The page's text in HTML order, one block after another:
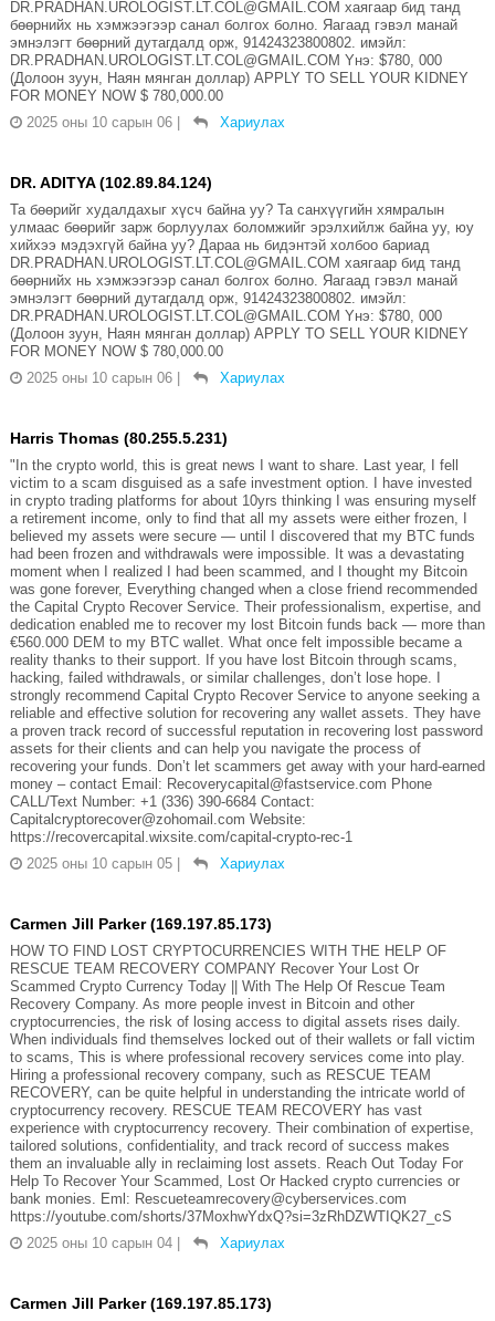
DR.PRADHAN.UROLOGIST.LT.COL@GMAIL.COM хаягаар бид танд
бөөрнийх нь хэмжээгээр санал болгох болно. Яагаад гэвэл манай
эмнэлэгт бөөрний дутагдалд орж, 91424323800802. имэйл:
DR.PRADHAN.UROLOGIST.LT.COL@GMAIL.COM Yнэ: $780, 000
(Долоон зуун, Наян мянган доллар) APPLY TO SELL YOUR KIDNEY
FOR MONEY NOW $ 780,000.00
2025 оны 10 сарын 06
Хариулах
DR. ADITYA (102.89.84.124)
Та бөөрийг худалдахыг хүсч байна уу? Та санхүүгийн хямралын
улмаас бөөрийг зарж борлуулах боломжийг эрэлхийлж байна уу, юу
хийхээ мэдэхгүй байна уу? Дараа нь бидэнтэй холбоо бариад
DR.PRADHAN.UROLOGIST.LT.COL@GMAIL.COM хаягаар бид танд
бөөрнийх нь хэмжээгээр санал болгох болно. Яагаад гэвэл манай
эмнэлэгт бөөрний дутагдалд орж, 91424323800802. имэйл:
DR.PRADHAN.UROLOGIST.LT.COL@GMAIL.COM Yнэ: $780, 000
(Долоон зуун, Наян мянган доллар) APPLY TO SELL YOUR KIDNEY
FOR MONEY NOW $ 780,000.00
2025 оны 10 сарын 06
Хариулах
Harris Thomas (80.255.5.231)
"In the crypto world, this is great news I want to share. Last year, I fell
victim to a scam disguised as a safe investment option. I have invested
in crypto trading platforms for about 10yrs thinking I was ensuring myself
a retirement income, only to find that all my assets were either frozen, I
believed my assets were secure — until I discovered that my BTC funds
had been frozen and withdrawals were impossible. It was a devastating
moment when I realized I had been scammed, and I thought my Bitcoin
was gone forever, Everything changed when a close friend recommended
the Capital Crypto Recover Service. Their professionalism, expertise, and
dedication enabled me to recover my lost Bitcoin funds back — more than
€560.000 DEM to my BTC wallet. What once felt impossible became a
reality thanks to their support. If you have lost Bitcoin through scams,
hacking, failed withdrawals, or similar challenges, don’t lose hope. I
strongly recommend Capital Crypto Recover Service to anyone seeking a
reliable and effective solution for recovering any wallet assets. They have
a proven track record of successful reputation in recovering lost password
assets for their clients and can help you navigate the process of
recovering your funds. Don’t let scammers get away with your hard-earned
money – contact Email: Recoverycapital@fastservice.com Phone
CALL/Text Number: +1 (336) 390-6684 Contact:
Capitalcryptorecover@zohomail.com Website:
https://recovercapital.wixsite.com/capital-crypto-rec-1
2025 оны 10 сарын 05
Хариулах
Carmen Jill Parker (169.197.85.173)
HOW TO FIND LOST CRYPTOCURRENCIES WITH THE HELP OF
RESCUE TEAM RECOVERY COMPANY Recover Your Lost Or
Scammed Crypto Currency Today || With The Help Of Rescue Team
Recovery Company. As more people invest in Bitcoin and other
cryptocurrencies, the risk of losing access to digital assets rises daily.
When individuals find themselves locked out of their wallets or fall victim
to scams, This is where professional recovery services come into play.
Hiring a professional recovery company, such as RESCUE TEAM
RECOVERY, can be quite helpful in understanding the intricate world of
cryptocurrency recovery. RESCUE TEAM RECOVERY has vast
experience with cryptocurrency recovery. Their combination of expertise,
tailored solutions, confidentiality, and track record of success makes
them an invaluable ally in reclaiming lost assets. Reach Out Today For
Help To Recover Your Scammed, Lost Or Hacked crypto currencies or
bank monies. Eml: Rescueteamrecovery@cyberservices.com
https://youtube.com/shorts/37MoxhwYdxQ?si=3zRhDZWTIQK27_cS
2025 оны 10 сарын 04
Хариулах
Carmen Jill Parker (169.197.85.173)